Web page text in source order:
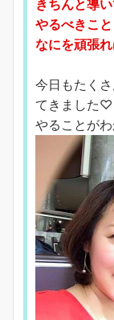
きちんと導
やるべきこ
なにを頑張
今日もたく
てきました♡
やることが